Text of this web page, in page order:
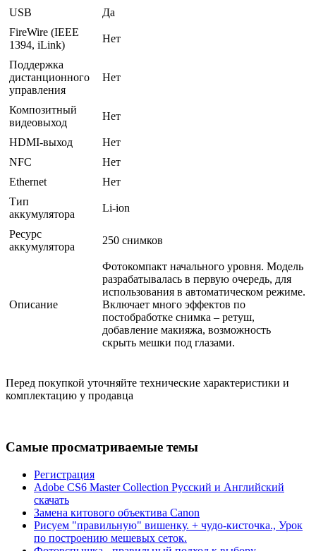
USB
Да
FireWire (IEEE
1394, iLink)
Нет
Поддержка
дистанционного
управления
Нет
Композитный
видеовыход
Нет
HDMI-выход
Нет
NFC
Нет
Ethernet
Нет
Тип
аккумулятора
Li-ion
Ресурс
аккумулятора
250 снимков
Описание
Фотокомпакт начального уровня. Модель
разрабатывалась в первую очередь, для
использования в автоматическом режиме.
Включает много эффектов по
постобработке снимка – ретуш,
добавление макияжа, возможность
скрыть мешки под глазами.
Перед покупкой уточняйте технические характеристики и
комплектацию у продавца
Самые просматриваемые темы
Регистрация
Adobe CS6 Master Collection Русский и Английский
скачать
Замена китового объектива Canon
Рисуем "правильную" вишенку. + чудо-кисточка., Урок
по построению мешевых сеток.